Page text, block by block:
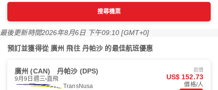
搜尋機票
最後更新時間2026年8月6日 下午09:10 [GMT+0]
預訂並獲得從 廣州 飛往 丹帕沙 的最佳航班優惠
廣州 (CAN) 丹帕沙 (DPS)
9月9日週三 直飛
TransNusa
起價
US$ 152.73
價格/人